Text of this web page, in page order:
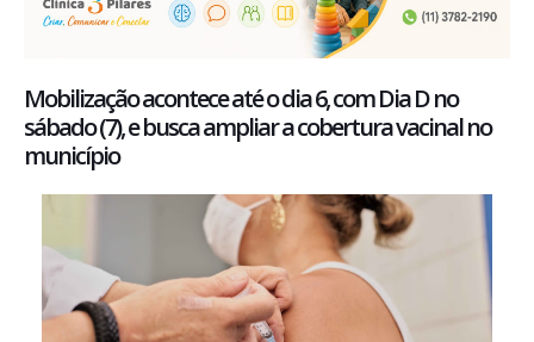
Mobilização acontece até o dia 6, com Dia D no
sábado (7), e busca ampliar a cobertura vacinal no
município